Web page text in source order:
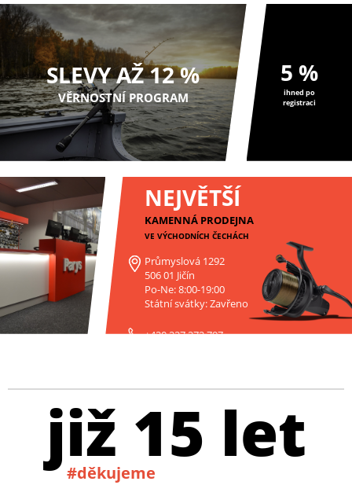
SLEVY AŽ 12 %
VĚRNOSTNÍ PROGRAM
5 %
ihned po
registraci
NEJVĚTŠÍ
KAMENNÁ PRODEJNA
VE VÝCHODNÍCH ČECHÁCH
Průmyslová 1292
506 01 Jičín
Po-Ne: 8:00-19:00
Státní svátky: Zavřeno
+420 227 272 797
již 15 let
#děkujeme